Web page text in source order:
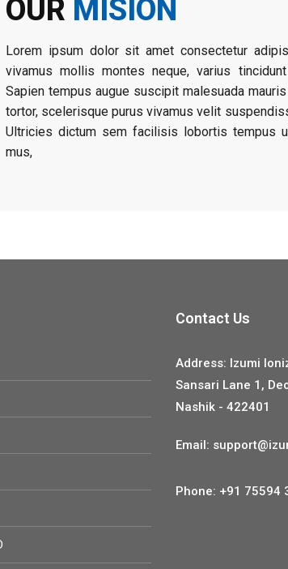
OUR MISION
Lorem ipsum dolor sit amet consectetur
vivamus mollis montes neque, varius
Sapien tempus augue suscipit malesuada
tortor, scelerisque purus vivamus velit
Ultricies dictum sem facilisis lobortis tempus
mus,
Contact Us
Address: Izumi
Sansari Lane 1,
Nashik - 422401
Email:
Phone: +91 75594